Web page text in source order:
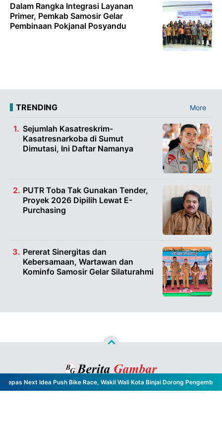
Dalam Rangka Integrasi Layanan
Primer, Pemkab Samosir Gelar
Pembinaan Pokjanal Posyandu
TRENDING More
Sejumlah Kasatreskrim-
Kasatresnarkoba di Sumut
Dimutasi, Ini Daftar Namanya
PUTR Toba Tak Gunakan Tender,
Proyek 2026 Dipilih Lewat E-
Purchasing
Pererat Sinergitas dan
Kebersamaan, Wartawan dan
Kominfo Samosir Gelar Silaturahmi
Next Idea Push Bike Race, Wakil Wali Kota Binjai Dorong
Copyright ©2026Berita Gambar™- All Rights Reserved
Designed byNghustle